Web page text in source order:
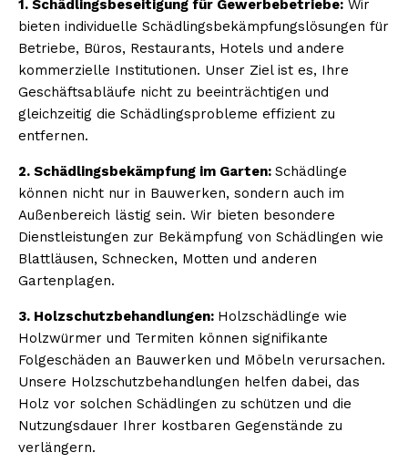
1. Schädlingsbeseitigung für Gewerbebetriebe: Wir
bieten individuelle Schädlingsbekämpfungslösungen für
Betriebe, Büros, Restaurants, Hotels und andere
kommerzielle Institutionen. Unser Ziel ist es, Ihre
Geschäftsabläufe nicht zu beeinträchtigen und
gleichzeitig die Schädlingsprobleme effizient zu
entfernen.
2. Schädlingsbekämpfung im Garten: Schädlinge
können nicht nur in Bauwerken, sondern auch im
Außenbereich lästig sein. Wir bieten besondere
Dienstleistungen zur Bekämpfung von Schädlingen wie
Blattläusen, Schnecken, Motten und anderen
Gartenplagen.
3. Holzschutzbehandlungen: Holzschädlinge wie
Holzwürmer und Termiten können signifikante
Folgeschäden an Bauwerken und Möbeln verursachen.
Unsere Holzschutzbehandlungen helfen dabei, das
Holz vor solchen Schädlingen zu schützen und die
Nutzungsdauer Ihrer kostbaren Gegenstände zu
verlängern.